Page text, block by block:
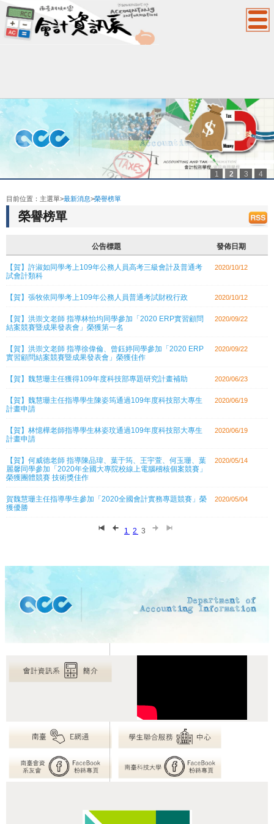
1 2 3
4
目前位置： 主選單>最新消息>榮譽榜單
榮譽榜單
公告標題 發佈日期
【賀】許淑如同學考上109年公務人員高考三級會計及普通考
試會計類科
2020/10/12
【賀】張牧依同學考上109年公務人員普通考試財稅行政 2020/10/12
【賀】洪崇文老師 指導林怡均同學參加「2020 ERP實習顧問
結案競賽暨成果發表會」榮獲第一名
2020/09/22
【賀】洪崇文老師 指導徐偉倫、曾鈺婷同學參加「2020 ERP
實習顧問結案競賽暨成果發表會」榮獲佳作
2020/09/22
【賀】魏慧珊主任獲得109年度科技部專題研究計畫補助 2020/06/23
【賀】魏慧珊主任指導學生陳姿筠通過109年度科技部大專生
計畫申請
2020/06/19
【賀】林憶樺老師指導學生林姿玟通過109年度科技部大專生
計畫申請
2020/06/19
【賀】何威德老師 指導陳品瑋、葉于筠、王宇萱、何玉珊、葉
麗馨同學參加「2020年全國大專院校線上電腦稽核個案競賽」
榮獲團體競賽 技術獎佳作
2020/05/14
賀魏慧珊主任指導學生參加「2020全國會計實務專題競賽」榮
獲優勝
2020/05/04
1 2 3